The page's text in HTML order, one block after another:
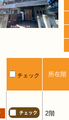
チェック 所在階
2階